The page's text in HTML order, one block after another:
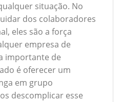
situação. No
dos colaboradores
eles são a força
empresa de
importante de
é oferecer um
em grupo
descomplicar esse